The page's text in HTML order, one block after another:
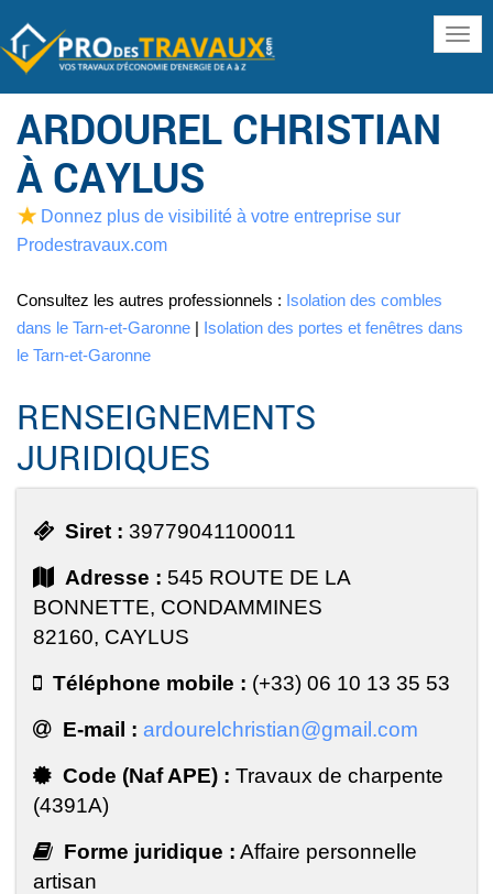
ARDOUREL CHRISTIAN
À CAYLUS
Donnez plus de visibilité à votre entreprise sur
Prodestravaux.com
Consultez les autres professionnels : Isolation des combles
dans le Tarn-et-Garonne | Isolation des portes et fenêtres dans
le Tarn-et-Garonne
RENSEIGNEMENTS
JURIDIQUES
Siret : 39779041100011
Adresse : 545 ROUTE DE LA
BONNETTE, CONDAMMINES
82160, CAYLUS
Téléphone mobile : (+33) 06 10 13 35 53
E-mail : ardourelchristian@gmail.com
Code (Naf APE) : Travaux de charpente
(4391A)
Forme juridique : Affaire personnelle
artisan